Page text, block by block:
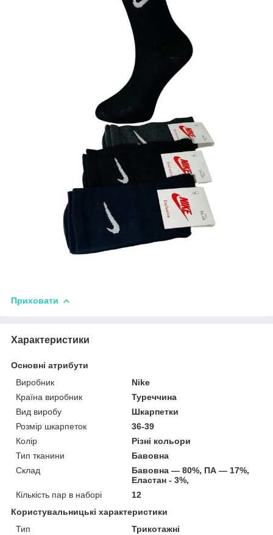
Приховати
Характеристики
Основні атрибути
Виробник
Nike
Країна виробник
Туреччина
Вид виробу
Шкарпетки
Розмір шкарпеток
36-39
Колір
Різні кольори
Тип тканини
Бавовна
Склад
Бавовна — 80%, ПА — 17%,
Еластан - 3%,
Кількість пар в наборі
12
Користувальницькі характеристики
Тип
Трикотажні